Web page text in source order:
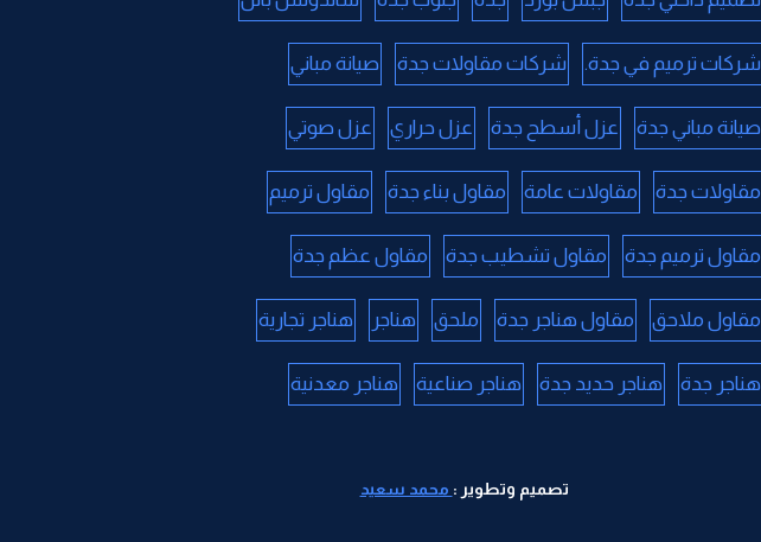
شركات ترميم في جدة. شركات مقاولات جدة صيانة مباني
صيانة مباني جدة عزل أسطح جدة عزل حراري عزل صوتي
مقاولات جدة مقاولات عامة مقاول بناء جدة مقاول ترميم
مقاول ترميم جدة مقاول تشطيب جدة مقاول عظم جدة
مقاول ملاحق مقاول هناجر جدة ملحق هناجر هناجر تجارية
هناجر جدة هناجر حديد جدة هناجر صناعية هناجر معدنية
تصميم وتطوير : محمد سعيد